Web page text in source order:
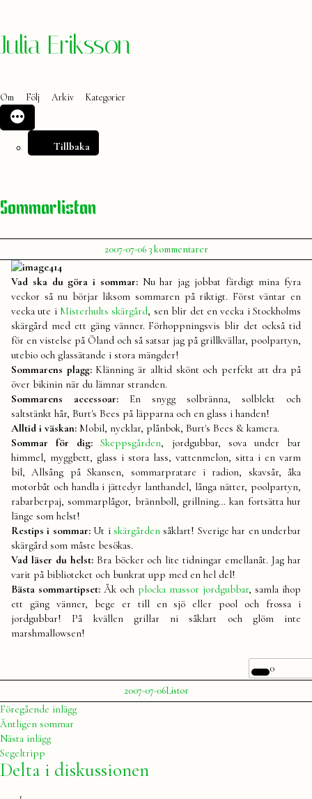
Hoppa
Julia Eriksson
Om Följ Arkiv Kategorier
Tillbaka
Sommarlistan
Publicerat
av
Julia
2007-07-06 3 kommentarertill
Sommarlistan
Vad ska du göra i sommar:Nu har jag jobbat färdigt mina fyra
veckor så nu börjar liksom sommaren på riktigt. Först väntar en
vecka ute i Misterhults skärgård, sen blir det en vecka i Stockholms
skärgård med ett gäng vänner. Förhoppningsvis blir det också tid
för en vistelse på Öland och så satsar jag på grillkvällar, poolpartyn,
utebio och glassätande i stora mängder!
Sommarens plagg:Klänning är alltid skönt och perfekt att dra på
över bikinin när du lämnar stranden.
Sommarens accessoar: En snygg solbränna, solblekt och
saltstänkt hår, Burt's Bees på läpparna och en glass i handen!
Alltid i väskan: Mobil, nycklar, plånbok, Burt's Bees & kamera.
Sommar för dig:
Skeppsgården, jordgubbar, sova under bar
himmel, myggbett, glass i stora lass, vattenmelon, sitta i en varm
bil, Allsång på Skansen, sommarpratare i radion, skavsår, åka
motorbåt och handla i jättedyr lanthandel, långa nätter, poolpartyn,
rabarberpaj, sommarplågor, brännboll, grillning… kan fortsätta hur
länge som helst!
Restips i sommar:Ut iskärgården såklart! Sverige har en underbar
skärgård som måste besökas.
Vad läser du helst:Bra böcker och lite tidningar emellanåt. Jag har
varit på biblioteket och bunkrat upp med en hel del!
Bästa sommartipset: Åk och plocka massor jordgubbar, samla ihop
ett gäng vänner, bege er till en sjö eller pool och frossa i
jordgubbar! På kvällen grillar ni såklart och glöm inte
marshmallowsen!
0
Publicerat
av
Julia
2007-07-06Publicerat
i
Listor
Inläggsnavigering
Föregående inläggFöregående
Äntligen sommar
Nästa inläggNästa
Segeltripp
Delta i diskussionen